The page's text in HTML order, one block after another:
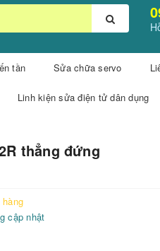
tần Sửa chữa servo
Linh kiện sửa điện tử dân dụng
thẳng đứng
hàng
cập nhật